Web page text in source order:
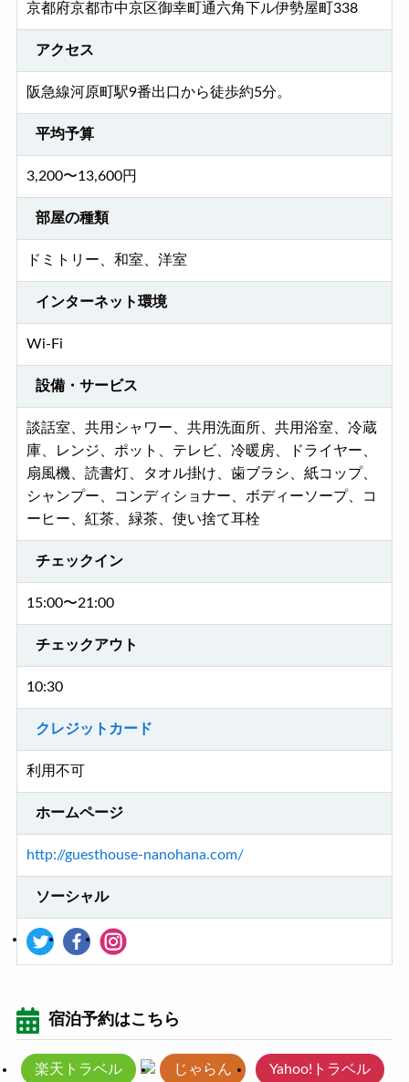
京都府京都市中京区御幸町通六角下ル伊勢屋町338
アクセス
阪急線河原町駅9番出口から徒歩約5分。
平均予算
3,200〜13,600円
部屋の種類
ドミトリー、和室、洋室
インターネット環境
Wi-Fi
設備・サービス
談話室、共用シャワー、共用洗面所、共用浴室、冷蔵
庫、レンジ、ポット、テレビ、冷暖房、ドライヤー、
扇風機、読書灯、タオル掛け、歯ブラシ、紙コップ、
シャンプー、コンディショナー、ボディーソープ、コ
ーヒー、紅茶、緑茶、使い捨て耳栓
チェックイン
15:00〜21:00
チェックアウト
10:30
クレジットカード
利用不可
ホームページ
http://guesthouse-nanohana.com/
ソーシャル
宿泊予約はこちら
楽天トラベル じゃらん Yahoo!トラベル